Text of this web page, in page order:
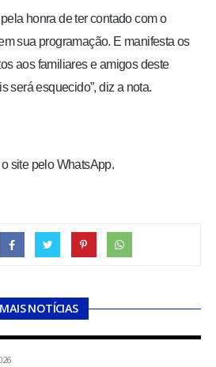
honra de ter contado com o
sua programação. E manifesta os
aos familiares e amigos deste
será esquecido”, diz a nota.
site pelo WhatsApp.
MAIS NOTÍCIAS